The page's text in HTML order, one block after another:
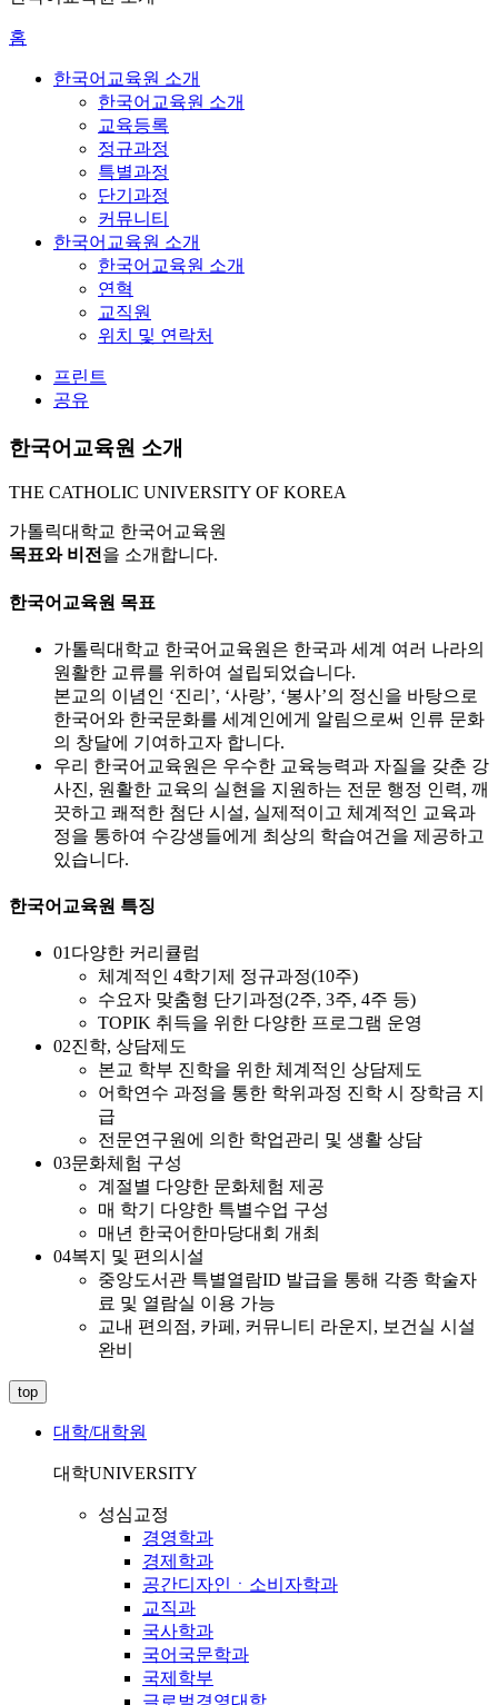
홈
한국어교육원 소개
한국어교육원 소개
교육등록
정규과정
특별과정
단기과정
커뮤니티
한국어교육원 소개
한국어교육원 소개
연혁
교직원
위치 및 연락처
프린트
공유
한국어교육원 소개
THE CATHOLIC UNIVERSITY OF KOREA
가톨릭대학교 한국어교육원
목표와 비전 을 소개합니다.
한국어교육원 목표
가톨릭대학교 한국어교육원은 한국과 세계 여러 나라의
원활한 교류를 위하여 설립되었습니다.
본교의 이념인 ‘진리’, ‘사랑’, ‘봉사’의 정신을 바탕으로
한국어와 한국문화를 세계인에게 알림으로써 인류 문화
의 창달에 기여하고자 합니다.
우리 한국어교육원은 우수한 교육능력과 자질을 갖춘 강
사진, 원활한 교육의 실현을 지원하는 전문 행정 인력, 깨
끗하고 쾌적한 첨단 시설, 실제적이고 체계적인 교육과
정을 통하여 수강생들에게 최상의 학습여건을 제공하고
있습니다.
한국어교육원 특징
01 다양한 커리큘럼
체계적인 4학기제 정규과정(10주)
수요자 맞춤형 단기과정(2주, 3주, 4주 등)
TOPIK 취득을 위한 다양한 프로그램 운영
02진학, 상담제도
본교 학부 진학을 위한 체계적인 상담제도
어학연수 과정을 통한 학위과정 진학 시 장학금 지
급
전문연구원에 의한 학업관리 및 생활 상담
03문화체험 구성
계절별 다양한 문화체험 제공
매 학기 다양한 특별수업 구성
매년 한국어한마당대회 개최
04복지 및 편의시설
중앙도서관 특별열람ID 발급을 통해 각종 학술자
료 및 열람실 이용 가능
교내 편의점, 카페, 커뮤니티 라운지, 보건실 시설
완비
top
대학/대학원
대학UNIVERSITY
성심교정
경영학과
경제학과
공간디자인ㆍ소비자학과
교직과
국사학과
국어국문학과
국제학부